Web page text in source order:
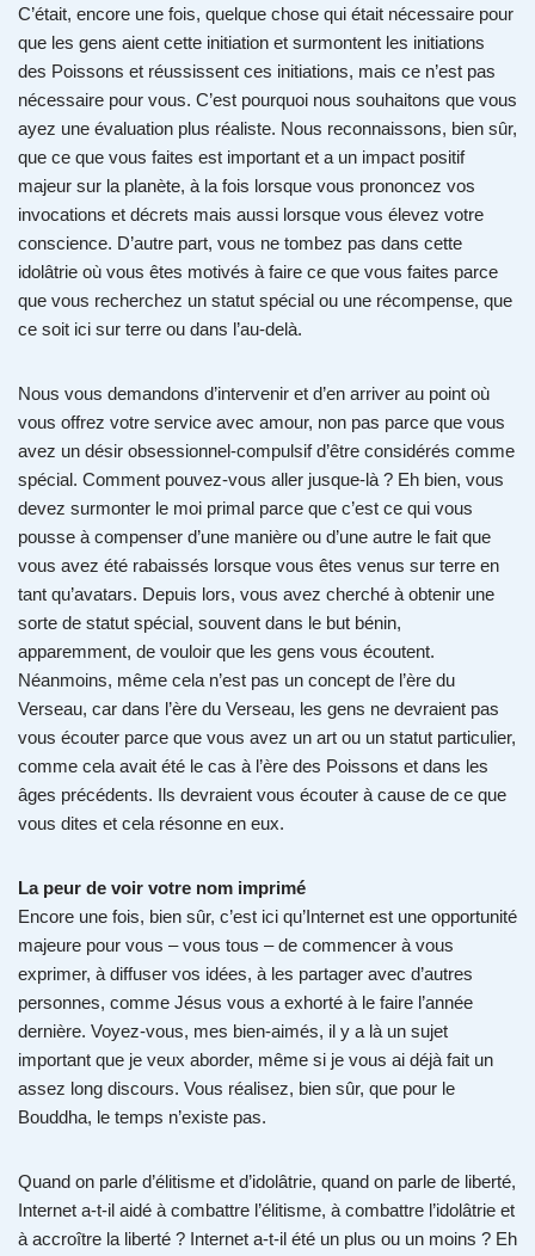
C’était, encore une fois, quelque chose qui était nécessaire pour
que les gens aient cette initiation et surmontent les initiations
des Poissons et réussissent ces initiations, mais ce n’est pas
nécessaire pour vous. C’est pourquoi nous souhaitons que vous
ayez une évaluation plus réaliste. Nous reconnaissons, bien sûr,
que ce que vous faites est important et a un impact positif
majeur sur la planète, à la fois lorsque vous prononcez vos
invocations et décrets mais aussi lorsque vous élevez votre
conscience. D’autre part, vous ne tombez pas dans cette
idolâtrie où vous êtes motivés à faire ce que vous faites parce
que vous recherchez un statut spécial ou une récompense, que
ce soit ici sur terre ou dans l’au-delà.
Nous vous demandons d’intervenir et d’en arriver au point où
vous offrez votre service avec amour, non pas parce que vous
avez un désir obsessionnel-compulsif d’être considérés comme
spécial. Comment pouvez-vous aller jusque-là ? Eh bien, vous
devez surmonter le moi primal parce que c’est ce qui vous
pousse à compenser d’une manière ou d’une autre le fait que
vous avez été rabaissés lorsque vous êtes venus sur terre en
tant qu’avatars. Depuis lors, vous avez cherché à obtenir une
sorte de statut spécial, souvent dans le but bénin,
apparemment, de vouloir que les gens vous écoutent.
Néanmoins, même cela n’est pas un concept de l’ère du
Verseau, car dans l’ère du Verseau, les gens ne devraient pas
vous écouter parce que vous avez un art ou un statut particulier,
comme cela avait été le cas à l’ère des Poissons et dans les
âges précédents. Ils devraient vous écouter à cause de ce que
vous dites et cela résonne en eux.
La peur de voir votre nom imprimé
Encore une fois, bien sûr, c’est ici qu’Internet est une opportunité
majeure pour vous – vous tous – de commencer à vous
exprimer, à diffuser vos idées, à les partager avec d’autres
personnes, comme Jésus vous a exhorté à le faire l’année
dernière. Voyez-vous, mes bien-aimés, il y a là un sujet
important que je veux aborder, même si je vous ai déjà fait un
assez long discours. Vous réalisez, bien sûr, que pour le
Bouddha, le temps n’existe pas.
Quand on parle d’élitisme et d’idolâtrie, quand on parle de liberté,
Internet a-t-il aidé à combattre l’élitisme, à combattre l’idolâtrie et
à accroître la liberté ? Internet a-t-il été un plus ou un moins ? Eh